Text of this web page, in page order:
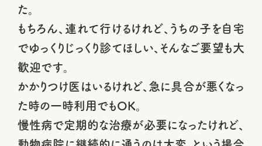
た。
もちろん、連れて行けるけれど、うちの子を自宅
でゆっくりじっくり診てほしい、そんなご要望も大
歓迎です。
かかりつけ医はいるけれど、急に具合が悪くなっ
た時の一時利用でもOK。
慢性病で定期的な治療が必要になったけれど、